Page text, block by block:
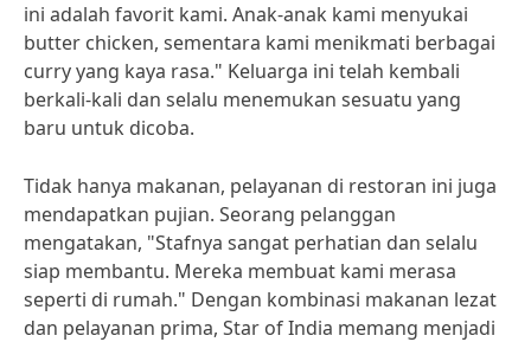
ini adalah favorit kami. Anak-anak kami menyukai
butter chicken, sementara kami menikmati berbagai
curry yang kaya rasa." Keluarga ini telah kembali
berkali-kali dan selalu menemukan sesuatu yang
baru untuk dicoba.
Tidak hanya makanan, pelayanan di restoran ini juga
mendapatkan pujian. Seorang pelanggan
mengatakan, "Stafnya sangat perhatian dan selalu
siap membantu. Mereka membuat kami merasa
seperti di rumah." Dengan kombinasi makanan lezat
dan pelayanan prima, Star of India memang menjadi